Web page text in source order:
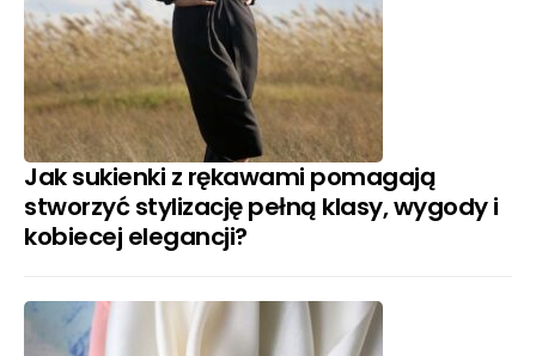
Jak sukienki z rękawami pomagają
stworzyć stylizację pełną klasy, wygody i
kobiecej elegancji?